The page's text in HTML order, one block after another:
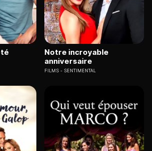
Notre incroyable
anniversaire
FILMS SENTIMENTAL